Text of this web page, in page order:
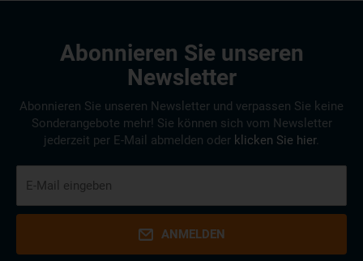
Abonnieren Sie unseren
Newsletter
Abonnieren Sie unseren Newsletter und verpassen Sie keine
Sonderangebote mehr! Sie können sich vom Newsletter
jederzeit per E-Mail abmelden oder klicken Sie hier.
ANMELDEN